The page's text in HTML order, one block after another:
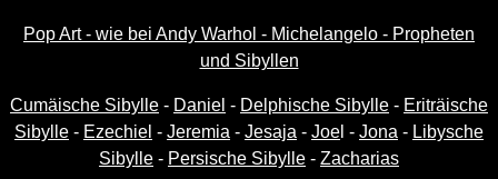
Pop Art - wie bei Andy Warhol - Michelangelo - Propheten
und Sibyllen
Cumäische Sibylle - Daniel - Delphische Sibylle - Eriträische
Sibylle - Ezechiel - Jeremia - Jesaja - Joe l - Jona - Libysche
Sibylle - Persische Sibylle - Zacharias